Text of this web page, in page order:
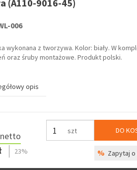
(A110-9016-45)
006
wykonana z tworzywa. Kolor: biały. W
oraz śruby montażowe. Produkt polski.
opis
netto
23%
szt DO
% Zapytaj